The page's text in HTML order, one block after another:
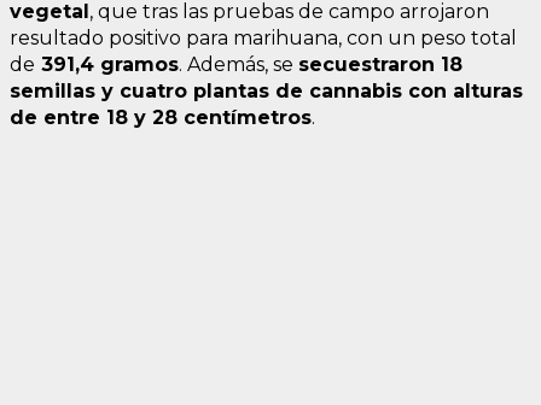
vegetal, que tras las pruebas de campo arrojaron
resultado positivo para marihuana, con un peso total
de 391,4 gramos. Además, se secuestraron 18
semillas y cuatro plantas de cannabis con alturas
de entre 18 y 28 centímetros.